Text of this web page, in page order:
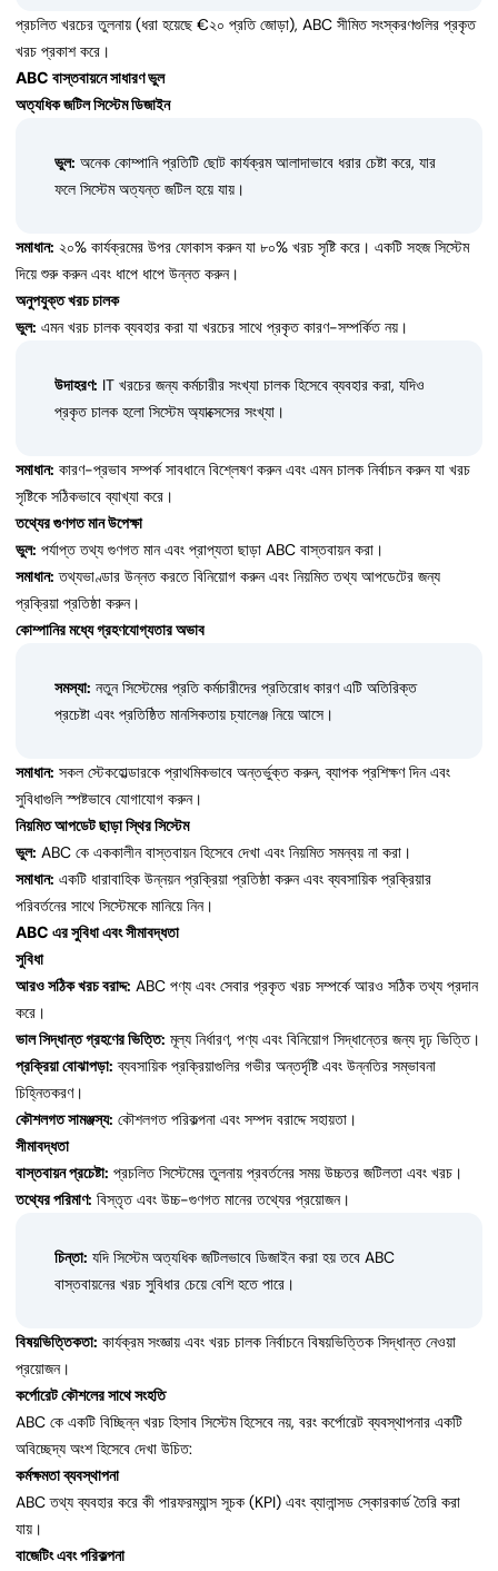
প্রচলিত খরচের তুলনায় (ধরা হয়েছে €২০ প্রতি জোড়া), ABC সীমিত সংস্করণগুলির প্রকৃত
খরচ প্রকাশ করে।
ABC বাস্তবায়নে সাধারণ ভুল
অত্যধিক জটিল সিস্টেম ডিজাইন
ভুল: অনেক কোম্পানি প্রতিটি ছোট কার্যক্রম আলাদাভাবে ধরার চেষ্টা করে, যার
ফলে সিস্টেম অত্যন্ত জটিল হয়ে যায়।
সমাধান: ২০% কার্যক্রমের উপর ফোকাস করুন যা ৮০% খরচ সৃষ্টি করে। একটি সহজ সিস্টেম
দিয়ে শুরু করুন এবং ধাপে ধাপে উন্নত করুন।
অনুপযুক্ত খরচ চালক
ভুল: এমন খরচ চালক ব্যবহার করা যা খরচের সাথে প্রকৃত কারণ-সম্পর্কিত নয়।
উদাহরণ: IT খরচের জন্য কর্মচারীর সংখ্যা চালক হিসেবে ব্যবহার করা, যদিও
প্রকৃত চালক হলো সিস্টেম অ্যাক্সেসের সংখ্যা।
সমাধান: কারণ-প্রভাব সম্পর্ক সাবধানে বিশ্লেষণ করুন এবং এমন চালক নির্বাচন করুন যা খরচ
সৃষ্টিকে সঠিকভাবে ব্যাখ্যা করে।
তথ্যের গুণগত মান উপেক্ষা
ভুল: পর্যাপ্ত তথ্য গুণগত মান এবং প্রাপ্যতা ছাড়া ABC বাস্তবায়ন করা।
সমাধান: তথ্যভাণ্ডার উন্নত করতে বিনিয়োগ করুন এবং নিয়মিত তথ্য আপডেটের জন্য
প্রক্রিয়া প্রতিষ্ঠা করুন।
কোম্পানির মধ্যে গ্রহণযোগ্যতার অভাব
সমস্যা: নতুন সিস্টেমের প্রতি কর্মচারীদের প্রতিরোধ কারণ এটি অতিরিক্ত
প্রচেষ্টা এবং প্রতিষ্ঠিত মানসিকতায় চ্যালেঞ্জ নিয়ে আসে।
সমাধান: সকল স্টেকহোল্ডারকে প্রাথমিকভাবে অন্তর্ভুক্ত করুন, ব্যাপক প্রশিক্ষণ দিন এবং
সুবিধাগুলি স্পষ্টভাবে যোগাযোগ করুন।
নিয়মিত আপডেট ছাড়া স্থির সিস্টেম
ভুল: ABC কে এককালীন বাস্তবায়ন হিসেবে দেখা এবং নিয়মিত সমন্বয় না করা।
সমাধান: একটি ধারাবাহিক উন্নয়ন প্রক্রিয়া প্রতিষ্ঠা করুন এবং ব্যবসায়িক প্রক্রিয়ার
পরিবর্তনের সাথে সিস্টেমকে মানিয়ে নিন।
ABC এর সুবিধা এবং সীমাবদ্ধতা
সুবিধা
আরও সঠিক খরচ বরাদ্দ: ABC পণ্য এবং সেবার প্রকৃত খরচ সম্পর্কে আরও সঠিক তথ্য প্রদান
করে।
ভাল সিদ্ধান্ত গ্রহণের ভিত্তি: মূল্য নির্ধারণ, পণ্য এবং বিনিয়োগ সিদ্ধান্তের জন্য দৃঢ় ভিত্তি।
প্রক্রিয়া বোঝাপড়া: ব্যবসায়িক প্রক্রিয়াগুলির গভীর অন্তর্দৃষ্টি এবং উন্নতির সম্ভাবনা
চিহ্নিতকরণ।
কৌশলগত সামঞ্জস্য: কৌশলগত পরিকল্পনা এবং সম্পদ বরাদ্দে সহায়তা।
সীমাবদ্ধতা
বাস্তবায়ন প্রচেষ্টা: প্রচলিত সিস্টেমের তুলনায় প্রবর্তনের সময় উচ্চতর জটিলতা এবং খরচ।
তথ্যের পরিমাণ: বিস্তৃত এবং উচ্চ-গুণগত মানের তথ্যের প্রয়োজন।
চিন্তা: যদি সিস্টেম অত্যধিক জটিলভাবে ডিজাইন করা হয় তবে ABC
বাস্তবায়নের খরচ সুবিধার চেয়ে বেশি হতে পারে।
বিষয়ভিত্তিকতা: কার্যক্রম সংজ্ঞায় এবং খরচ চালক নির্বাচনে বিষয়ভিত্তিক সিদ্ধান্ত নেওয়া
প্রয়োজন।
কর্পোরেট কৌশলের সাথে সংহতি
ABC কে একটি বিচ্ছিন্ন খরচ হিসাব সিস্টেম হিসেবে নয়, বরং কর্পোরেট ব্যবস্থাপনার একটি
অবিচ্ছেদ্য অংশ হিসেবে দেখা উচিত:
কর্মক্ষমতা ব্যবস্থাপনা
ABC তথ্য ব্যবহার করে কী পারফরম্যান্স সূচক (KPI) এবং ব্যালান্সড স্কোরকার্ড তৈরি করা
যায়।
বাজেটিং এবং পরিকল্পনা